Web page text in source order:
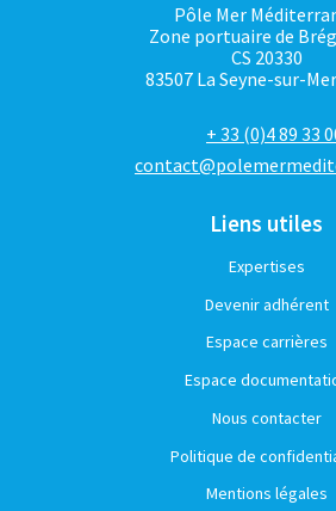
Pôle Mer
Zone portuaire de
CS 20330
83507 La Seyne-sur-
+ 33 (0)4 89 33
Liens utiles
Expertises
Devenir adhérent
Espace carrières
Espace
Nous contacter
Politique de
Mentions légales